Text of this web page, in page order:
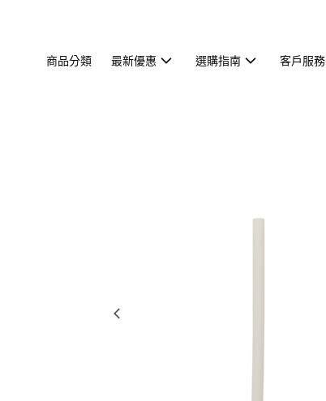
商品分類 最新優惠 選購指南 客戶服務